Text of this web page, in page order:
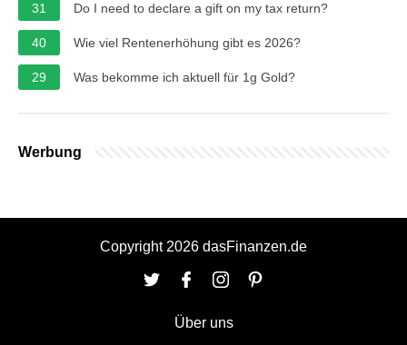
31 Do I need to declare a gift on my tax return?
40 Wie viel Rentenerhöhung gibt es 2026?
29 Was bekomme ich aktuell für 1g Gold?
Werbung
Copyright 2026 dasFinanzen.de
Über uns